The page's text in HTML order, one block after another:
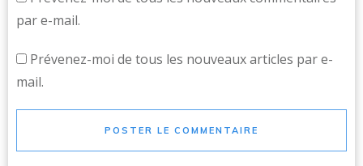
par e-mail.
Prévenez-moi de tous les nouveaux articles par e-
mail.
POSTER LE COMMENTAIRE